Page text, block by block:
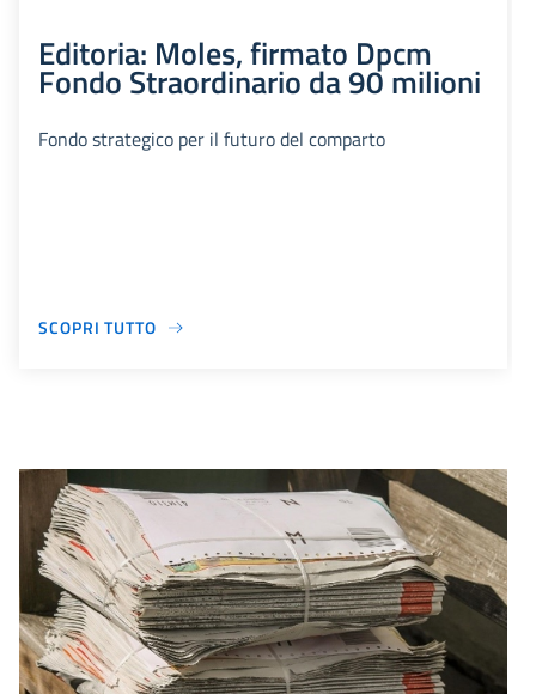
Editoria: Moles, firmato Dpcm
Fondo Straordinario da 90 milioni
Fondo strategico per il futuro del comparto
SCOPRI TUTTO